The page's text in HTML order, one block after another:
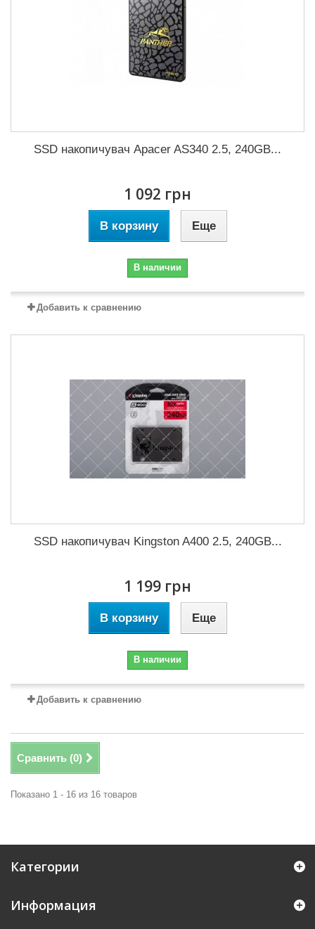
SSD накопичувач Apacer AS340 2.5, 240GB...
1 092 грн
В корзину Еще
В наличии
Добавить к сравнению
SSD накопичувач Kingston A400 2.5, 240GB...
1 199 грн
В корзину Еще
В наличии
Добавить к сравнению
Сравнить (0)
Показано 1 - 16 из 16 товаров
Категории
Информация